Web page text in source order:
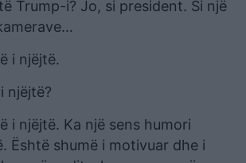
Trump-i? Jo, si president. Si një
i njëjtë.
njëjtë?
i njëjtë. Ka një sens humori
Është shumë i motivuar dhe i